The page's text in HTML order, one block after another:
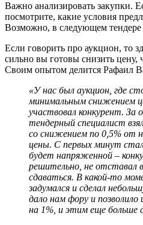
Важно анализировать закупки.
посмотрите, какие условия
Возможно, в следующем тендере
Если говорить про аукцион, то
сильно вы готовы снизить цену,
Своим опытом делится Рафаил
«У нас был аукцион, где
минимальным снижением
участвовал конкурент. За
тендерный специалист
со снижением по 0,5% от
цены. С первых минут
будет напряженной –
решительно, не отставал
сдаваться. В какой-то
задумался и сделал
дало нам фору и
на 1%, и этим еще больше